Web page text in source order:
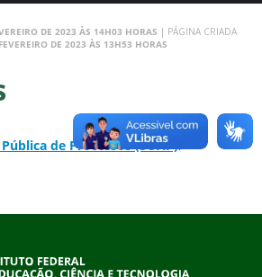
DE 2023 ÀS 14H03 HORAS | PÁGINA CRIADA
DE 2023 ÀS 13H53 HORAS
de Processos (SUAP).